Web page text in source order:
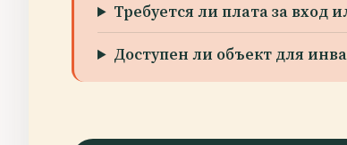
Требуется ли плата за вход
Доступен ли объект для